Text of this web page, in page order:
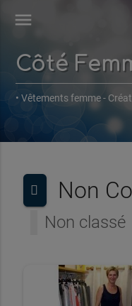
menu
Côté
• Vêtements femme -
Non
Non classé